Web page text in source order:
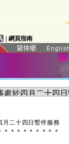
網頁指南
月二十四日暫停服務
＊ ＊ ＊ ＊ ＊ ＊ ＊ ＊ ＊